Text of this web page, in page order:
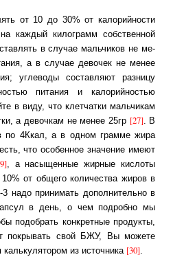
от 10 до 30% от калорийности
каж­дый килограмм собственной
в случае маль­чи­ков не ме­
а в случае девочек не менее
углеводы составляют разницу
пи­та­ния и ка­ло­рий­нос­тью
в виду, что клетчатки маль­чи­кам
а девочкам не менее 25гр [27]. В
по 4Ккал, а в од­ном грамме жира
что осо­бен­ное зна­че­ние имеют
, а насыщенные жир­ные кис­ло­ты
от общего количества жиров в
на­до принимать дополнительно в
в день, о чем под­роб­но мы
подобрать кон­крет­ные про­дук­ты,
покрывать свой БЖУ, Вы можете
из источника [30]